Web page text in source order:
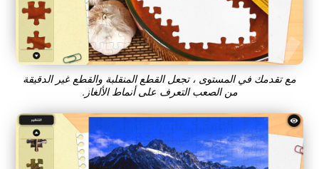
مع تقدمك في المستوى ، تجعل القطع المنقلبة والقطع غير الدقيقة
من الصعب التعرف على أنماط الألغاز.